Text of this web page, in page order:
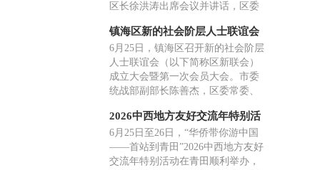
区长徐洪涛出席会议并讲话，区委
区长李高主持。
镇海区新的社会阶层人士联谊会
成立大会召开
6月25日，镇海区召开新的社会阶层
人士联谊会（以下简称区新联会）
成立大会暨第一次会员大会。市委
统战部副部长陈善杰，区委常委、
听取了镇海区新联会筹备工作报
告，审议通过了区新联会章程，选
举产生了第一届理事会及领导班
子。三关六码头（宁波）文化创意
2026中西地方友好交流年特别活
动在青田举行
6月25日至26日，“华侨带你游中国
——首站到青田”2026中西地方友好
交流年特别活动在青田顺利举办，